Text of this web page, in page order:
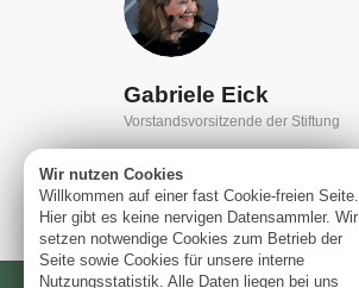
Gabriele Eick
Vorstandsvorsitzende der Stiftung
Wir nutzen Cookies
Willkommen auf einer fast Cookie-freien Seite.
Hier gibt es keine nervigen Datensammler. Wir
setzen notwendige Cookies zum Betrieb der
Seite sowie Cookies für unsere interne
Nutzungsstatistik. Alle Daten liegen bei uns